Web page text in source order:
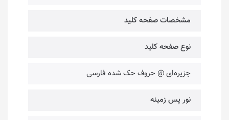
مشخصات صفحه کلید
نوع صفحه کلید
جزیره‌ای @ حروف حک شده فارسی
نور پس زمینه